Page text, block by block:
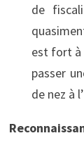
de
est fort à
passer
de nez à